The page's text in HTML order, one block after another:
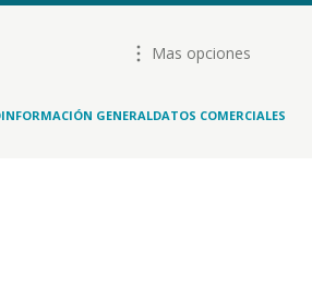
Mas opciones
INFORMACIÓN GENERALDATOS COMERCIALES